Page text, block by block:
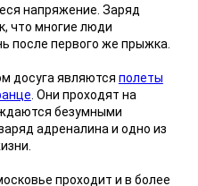
напряжение. Заряд
что многие люди
после первого же прыжка.
досуга являются полеты
. Они проходят на
безумными
адреналина и одно из
проходит и в более